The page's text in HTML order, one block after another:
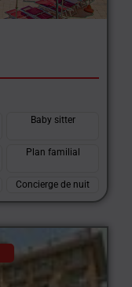
Baby sitter
Plan familial
Concierge de nuit